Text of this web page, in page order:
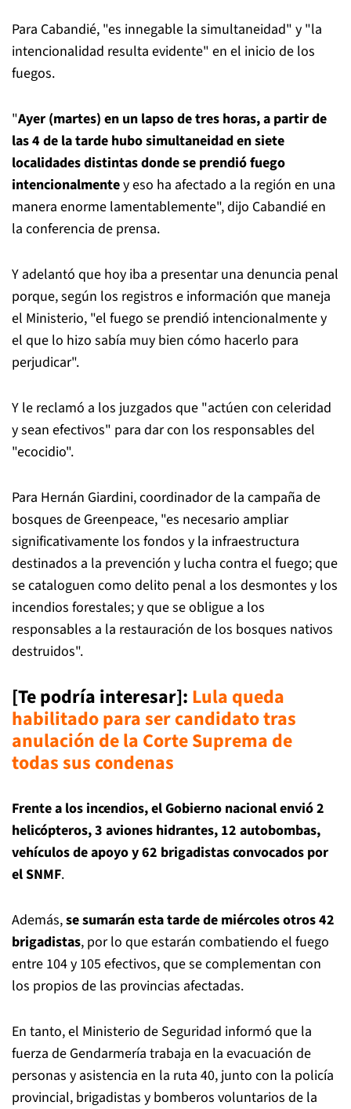
Para Cabandié, "es innegable la simultaneidad" y "la
intencionalidad resulta evidente" en el inicio de los
fuegos.
"Ayer (martes) en un lapso de tres horas, a partir de
las 4 de la tarde hubo simultaneidad en siete
localidades distintas donde se prendió fuego
intencionalmentey eso ha afectado a la región en una
manera enorme lamentablemente", dijo Cabandié en
la conferencia de prensa.
Y adelantó que hoy iba a presentar una denuncia penal
porque, según los registros e información que maneja
el Ministerio, "el fuego se prendió intencionalmente y
el que lo hizo sabía muy bien cómo hacerlo para
perjudicar".
Y le reclamó a los juzgados que "actúen con celeridad
y sean efectivos" para dar con los responsables del
"ecocidio".
Para Hernán Giardini, coordinador de la campaña de
bosques de Greenpeace, "es necesario ampliar
significativamente los fondos y la infraestructura
destinados a la prevención y lucha contra el fuego; que
se cataloguen como delito penal a los desmontes y los
incendios forestales; y que se obligue a los
responsables a la restauración de los bosques nativos
destruidos".
[Te podría interesar]: Lula queda
habilitado para ser candidato tras
anulación de la Corte Suprema de
todas sus condenas
Frente a los incendios, el Gobierno nacional envió 2
helicópteros, 3 aviones hidrantes, 12 autobombas,
vehículos de apoyo y 62 brigadistas convocados por
el SNMF.
Además,se sumarán esta tarde de miércoles otros 42
brigadistas, por lo que estarán combatiendo el fuego
entre 104 y 105 efectivos, que se complementan con
los propios de las provincias afectadas.
En tanto, el Ministerio de Seguridad informó que la
fuerza de Gendarmería trabaja en la evacuación de
personas y asistencia en la ruta 40, junto con la policía
provincial, brigadistas y bomberos voluntarios de la